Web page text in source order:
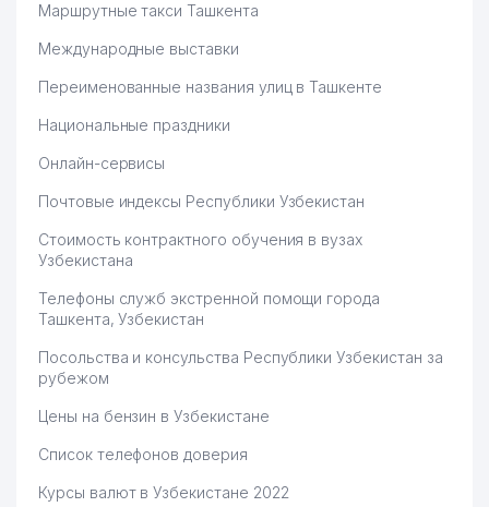
Маршрутные такси Ташкента
Международные выставки
Переименованные названия улиц в Ташкенте
Национальные праздники
Онлайн-сервисы
Почтовые индексы Республики Узбекистан
Стоимость контрактного обучения в вузах
Узбекистана
Телефоны служб экстренной помощи города
Ташкента, Узбекистан
Посольства и консульства Республики Узбекистан за
рубежом
Цены на бензин в Узбекистане
Список телефонов доверия
Курсы валют в Узбекистане 2022